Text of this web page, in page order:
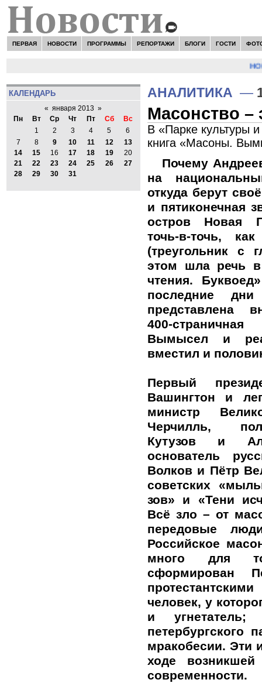
ПЕРВАЯ НОВОСТИ ПРОГРАММЫ РЕПОРТАЖИ БЛОГИ ГОСТИ
КАЛЕНДАРЬ
« января 2013 »
Пн
Вт Ср Чт Пт Сб
Вс
1
2 3 4 5
6
7
8 9 10 11 12
13
14
15 16 17 18 19
20
21
22 23 24 25 26
27
28
29 30 31
АНАЛИТИКА —
Масонство –
В «Парке культуры
книга «Масоны.
Почему
на
откуда берут
и пятиконечная
остров Новая
точь-в-точь,
(треугольник с
этом шла речь
чтения.
последние
представлена
400-
Вымысел и
вместил и
Первый
Вашингтон и
министр
Черчилль,
Кутузов и
основатель
Волков и Пётр
советских
зов» и «Тени
Всё зло – от
передовые
Российское
много для
сформирован
человек, у
и угнетатель;
петербургского
мракобесии. Эти
ходе
современности.